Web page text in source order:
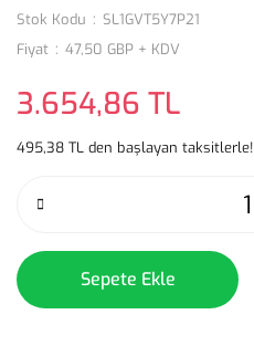
Stok Kodu
SL1GVT5Y7P21
Fiyat
47,50 GBP + KDV
3.654,86 TL
495,38 TL den başlayan taksitlerle!
Sepete Ekle